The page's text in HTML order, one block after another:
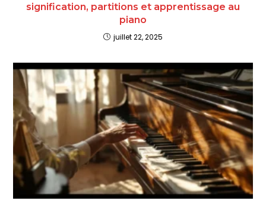
signification, partitions et apprentissage au
piano
juillet 22, 2025